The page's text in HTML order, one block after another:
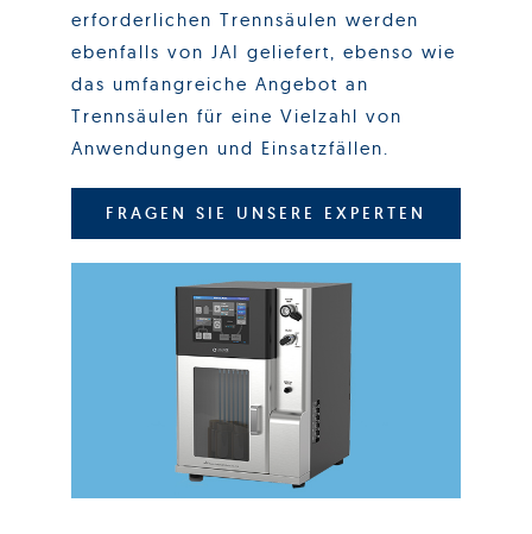
erforderlichen Trennsäulen werden
ebenfalls von JAI geliefert, ebenso wie
das umfangreiche Angebot an
Trennsäulen für eine Vielzahl von
Anwendungen und Einsatzfällen.
FRAGEN SIE UNSERE EXPERTEN